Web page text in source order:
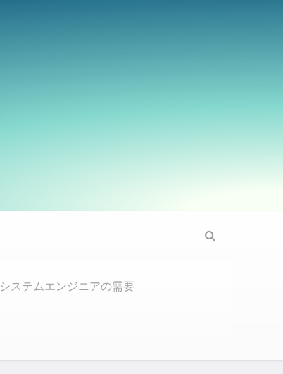
システムエンジニアの需要
Search